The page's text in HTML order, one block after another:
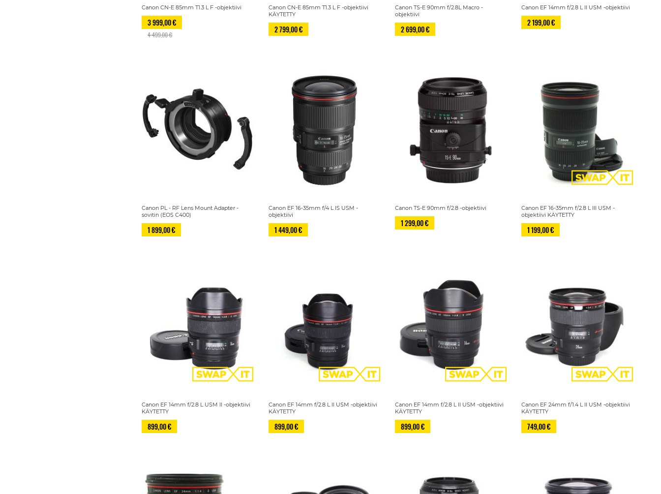
Canon CN-E 85mm T1.3 L F -objektiivi
3 999,00 €
4 499,00 €
Canon CN-E 85mm T1.3 L F -objektiivi
KÄYTETTY
2 799,00 €
Canon TS-E 90mm f/2.8L Macro -
objektiivi
2 699,00 €
Canon EF 14mm f/2.8 L II USM -objektiivi
2 199,00 €
Canon PL - RF Lens Mount Adapter -
sovitin (EOS C400)
1 899,00 €
Canon EF 16-35mm f/4 L IS USM -
objektiivi
1 449,00 €
Canon TS-E 90mm f/2.8 -objektiivi
1 299,00 €
Canon EF 16-35mm f/2.8 L III USM -
objektiivi KÄYTETTY
1 199,00 €
Canon EF 14mm f/2.8 L USM II -objektiivi
KÄYTETTY
899,00 €
Canon EF 14mm f/2.8 L II USM -objektiivi
KÄYTETTY
899,00 €
Canon EF 14mm f/2.8 L II USM -objektiivi
KÄYTETTY
899,00 €
Canon EF 24mm f/1.4 L II USM -objektiivi
KÄYTETTY
749,00 €